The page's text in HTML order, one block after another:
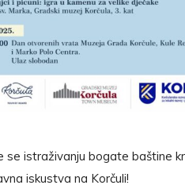
se istraživanju bogate baštine
iskustva na Korčuli!